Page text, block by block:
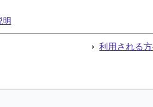
明
利用される